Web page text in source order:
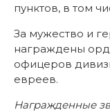
пунктов, в том
За мужество и
награждены
офицеров
евреев.
Награжденные